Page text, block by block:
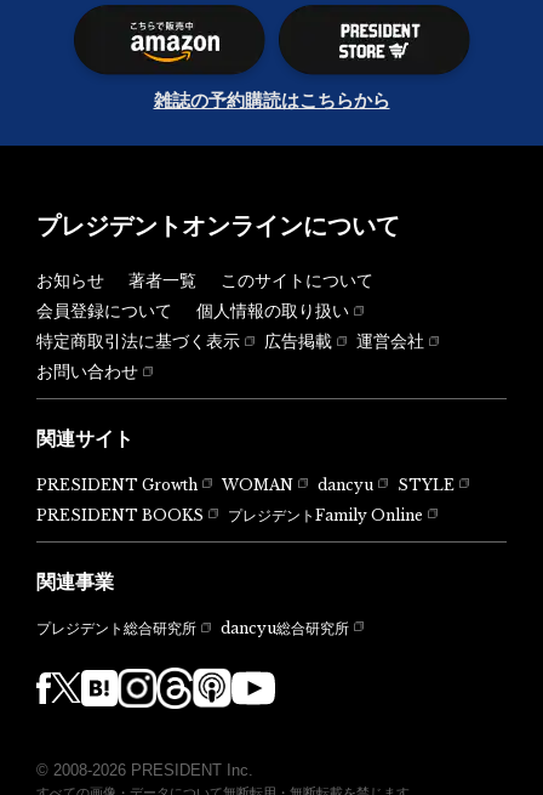
雑誌の予約購読はこちらから
プレジデントオンラインについて
お知らせ 著者一覧
このサイトについて
会員登録について
個人情報の取り扱い
特定商取引法に基づく表示
広告掲載
運営会社
お問い合わせ
関連サイト
PRESIDENT Growth WOMAN dancyu
STYLE
PRESIDENT BOOKS
プレジデントFamily Online
関連事業
プレジデント総合研究所 dancyu総合研究所
© 2008-2026 PRESIDENT Inc.